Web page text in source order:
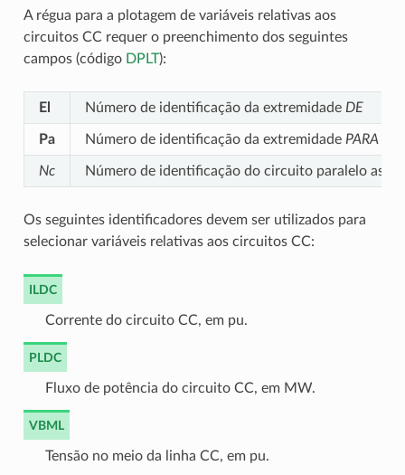
A régua para a plotagem de variáveis relativas aos
circuitos CC requer o preenchimento dos seguintes
campos (código DPLT):
El Número de identificação da extremidade DE
Pa Número de identificação da extremidade PARAdo
Nc Número de identificação do circuito paralelo
Os seguintes identificadores devem ser utilizados para
selecionar variáveis relativas aos circuitos CC:
ILDC
Corrente do circuito CC, em pu.
PLDC
Fluxo de potência do circuito CC, em MW.
VBML
Tensão no meio da linha CC, em pu.